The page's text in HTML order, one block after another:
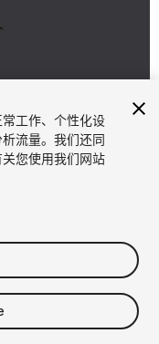
工作、个性化设
流量。我们还同
您使用我们网站